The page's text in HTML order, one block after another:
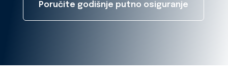
Poručite godišnje putno osiguranje